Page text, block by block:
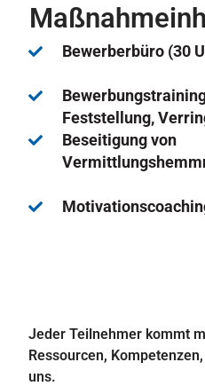
Bewerberbüro (30
Feststellung,
Beseitigung von
Jeder Teilnehmer kommt
Ressourcen,
uns.